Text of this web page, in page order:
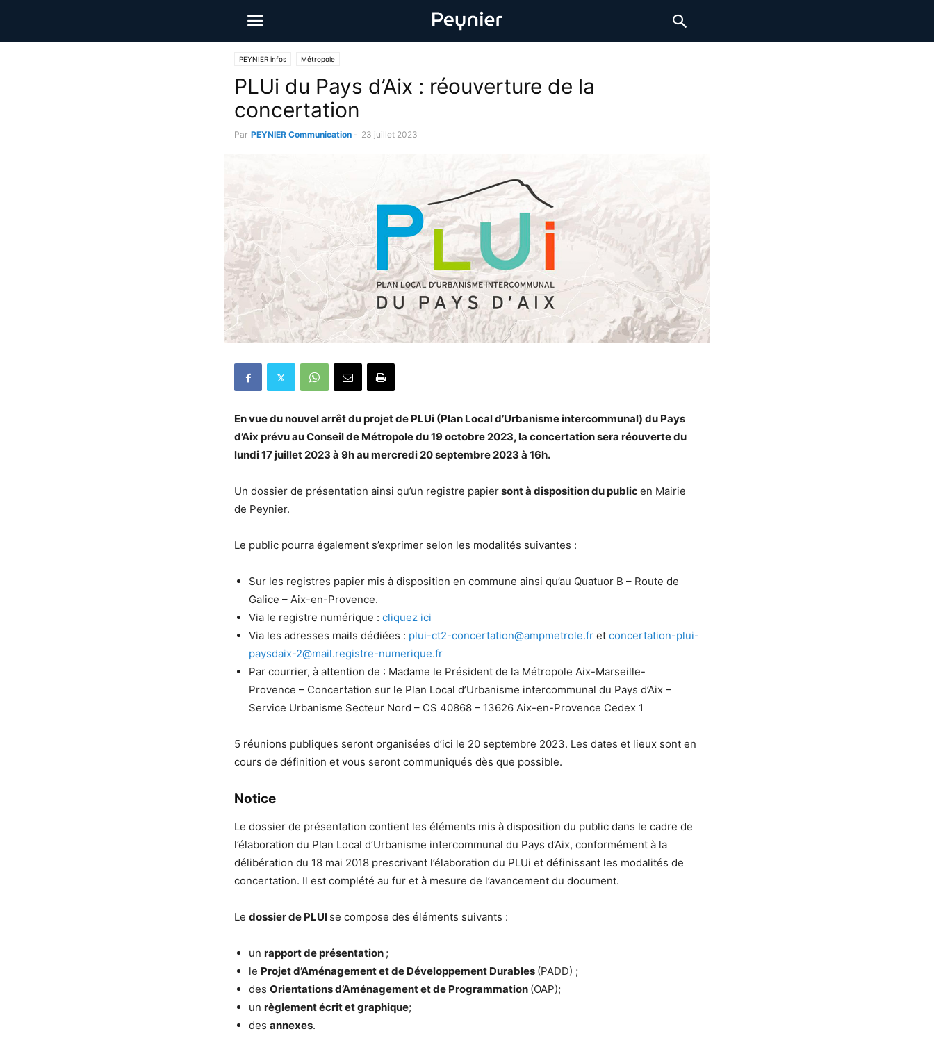
PEYNIER infos Métropole
PLUi du Pays d’Aix : réouverture de la
concertation
Par PEYNIER Communication - 23 juillet 2023
En vue du nouvel arrêt du projet de PLUi (Plan Local d’Urbanisme intercommunal) du Pays
d’Aix prévu au Conseil de Métropole du 19 octobre 2023, la concertation sera réouverte du
lundi 17 juillet 2023 à 9h au mercredi 20 septembre 2023 à 16h.
Un dossier de présentation ainsi qu’un registre papiersont à disposition du publicen Mairie
de Peynier.
Le public pourra également s’exprimer selon les modalités suivantes :
Sur les registres papier mis à disposition en commune ainsi qu’au Quatuor B – Route de
Galice – Aix-en-Provence.
Via le registre numérique : cliquez ici
Via les adresses mails dédiées : plui-ct2-concertation@ampmetrole.fr et concertation-plui-
paysdaix-2@mail.registre-numerique.fr
Par courrier, à attention de : Madame le Président de la Métropole Aix-Marseille-
Provence – Concertation sur le Plan Local d’Urbanisme intercommunal du Pays d’Aix –
Service Urbanisme Secteur Nord – CS 40868 – 13626 Aix-en-Provence Cedex 1
5 réunions publiques seront organisées d’ici le 20 septembre 2023. Les dates et lieux sont en
cours de définition et vous seront communiqués dès que possible.
Notice
Le dossier de présentation contient les éléments mis à disposition du public dans le cadre de
l’élaboration du Plan Local d’Urbanisme intercommunal du Pays d’Aix, conformément à la
délibération du 18 mai 2018 prescrivant l’élaboration du PLUi et définissant les modalités de
concertation. Il est complété au fur et à mesure de l’avancement du document.
Le dossier de PLUI se compose des éléments suivants :
un rapport de présentation ;
le Projet d’Aménagement et de Développement Durables (PADD) ;
des Orientations d’Aménagement et de Programmation (OAP);
un règlement écrit et graphique;
des annexes.